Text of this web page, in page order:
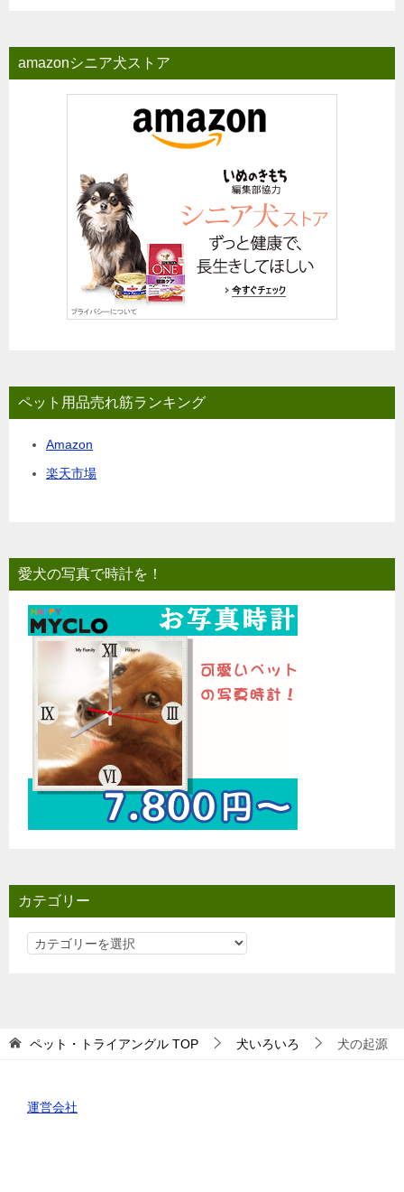
amazonシニア犬ストア
ペット用品売れ筋ランキング
Amazon
楽天市場
愛犬の写真で時計を！
カテゴリー
カ
ペット・トライアングル TOP 犬いろいろ 犬の起源
運営会社